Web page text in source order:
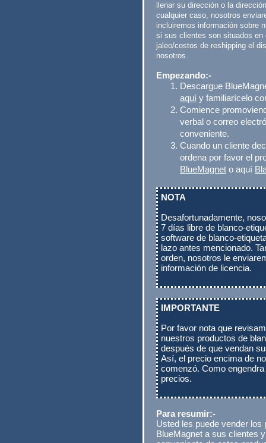
llenar su dirección o la
cualquier caso, nosotros
incluiremos información sobre
si sus clientes son situados
jaleo/costos de reshipping el
nosotros.
Empezando:-
Descargue
aquí y familiarícelo
Comience
verbal o correo
conveniente.
Cuando un cliente
ordena por favor el
BlueMagnet o aquí
NOTA
Desafortunadamente,
7 días libre de blanco-
software de blanco-
lazo antes mencionado.
orden, nosotros le
información de licencia.
IMPORTANTE
Por favor nota que
nuestros productos de
después de que vendan
Así, el precio encima de
comenzó. Como
precios.
Para resumir:-
Usted les puede vender los
BlueMagnet a sus clientes